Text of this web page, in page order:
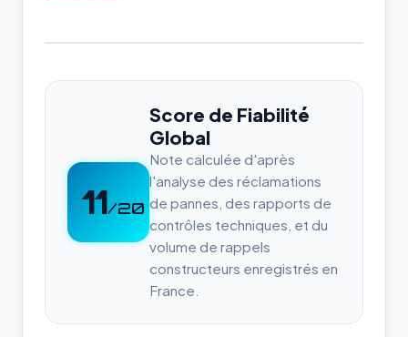
11/20
Score de Fiabilité
Global
Note calculée d'après
l'analyse des réclamations
de pannes, des rapports de
contrôles techniques, et du
volume de rappels
constructeurs enregistrés en
France.